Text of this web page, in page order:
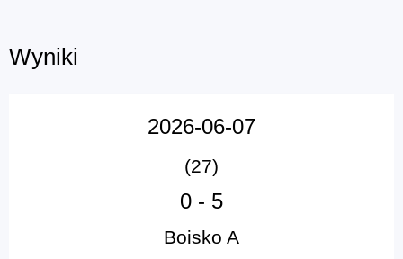
Wyniki
2026-06-07
(27)
0 - 5
Boisko A